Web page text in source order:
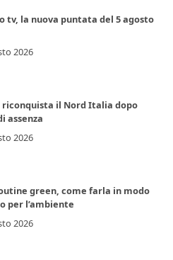
tv, la nuova puntata del 5 agosto
2026
riconquista il Nord Italia dopo
assenza
2026
green, come farla in modo
per l’ambiente
2026